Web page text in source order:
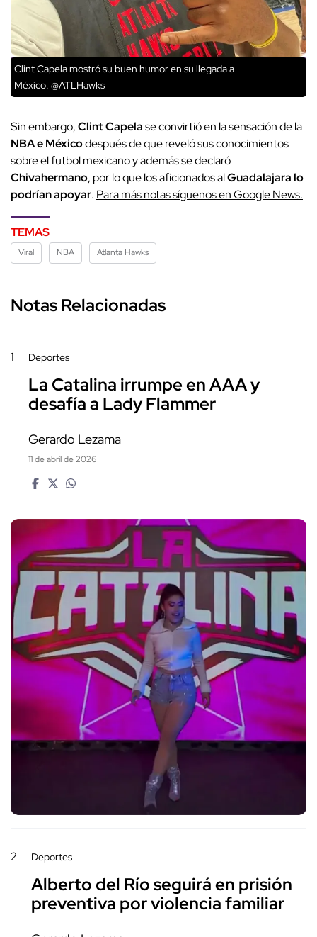
Clint Capela mostró su buen humor en su llegada a
México. @ATLHawks
Sin embargo,Clint Capelase convirtió en la sensación de la
NBA e Méxicodespués de que reveló sus conocimientos
sobre el futbol mexicano y además se declaró
Chivahermano, por lo que los aficionados alGuadalajara lo
podrían apoyar. Para más notas síguenos en Google News.
TEMAS
Viral NBA Atlanta Hawks
Notas Relacionadas
1 Deportes
La Catalina irrumpe en AAA y
desafía a Lady Flammer
Gerardo Lezama
11 de abril de 2026
2 Deportes
Alberto del Río seguirá en prisión
preventiva por violencia familiar